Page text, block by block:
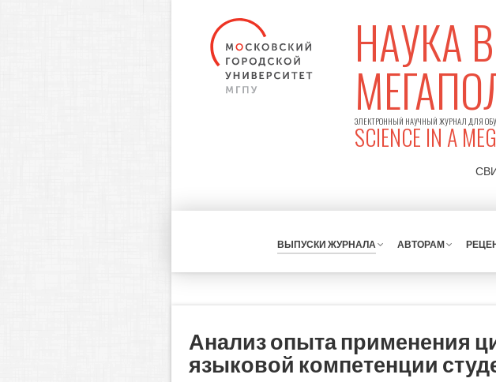
НАУКА В
ЭЛЕКТРОННЫЙ НАУЧНЫЙ ЖУРНАЛ ДЛЯ
SCIENCE IN A
ВЫПУСКИ ЖУРНАЛА АВТОРАМ
Анализ опыта применения
языковой компетенции